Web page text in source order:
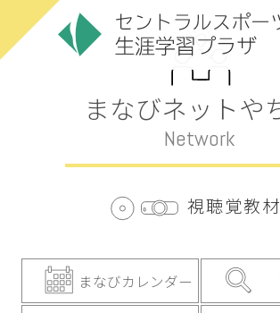
まなびネットや
Network
視聴覚教材
まなびカレンダー